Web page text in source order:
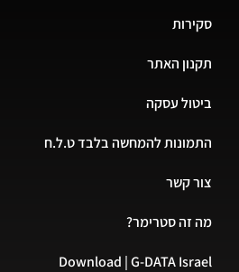
האתר
עסקה
להמחשה בלבד ט.ל.ח
קשר
זה סטרימר?
Download | G-DATA